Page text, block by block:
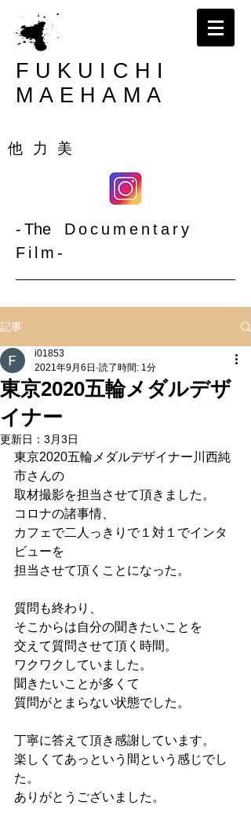
FUKUICHI
MAEHAMA
​他 力 美
- The
Documentary
Film-​
記事
東京2020五輪メダルデザ
イナー
i01853
2021年9月6日 読了時間: 1分
更新日： 3月3日
東京2020五輪メダルデザイナー川西純
市さんの
取材撮影を担当させて頂きました。
コロナの諸事情、
カフェで二人っきりで１対１でインタ
ビューを
担当させて頂くことになった。
質問も終わり、
そこからは自分の聞きたいことを
交えて質問させて頂く時間。
ワクワクしていました。
聞きたいことが多くて
質問がとまらない状態でした。
丁寧に答えて頂き感謝しています。
楽しくてあっという間という感じでし
た。
ありがとうございました。